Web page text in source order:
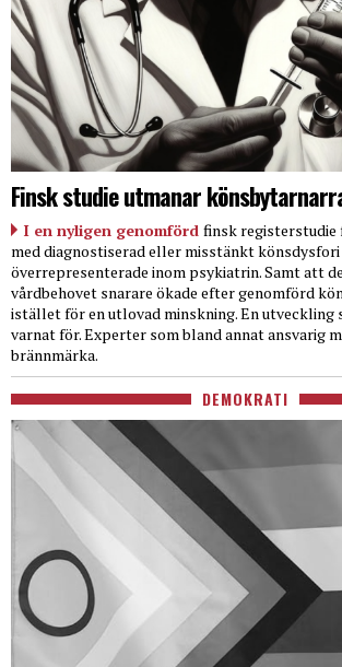
Finsk studie utmanar
I en nyligen genomförd finsk
med diagnostiserad eller misstänkt
överrepresenterade inom psykiatrin. Samt att
vårdbehovet snarare ökade efter genomförd
istället för en utlovad minskning. En utveckling
varnat för. Experter som bland annat ansvarig
brännmärka.
DEMOKRATI